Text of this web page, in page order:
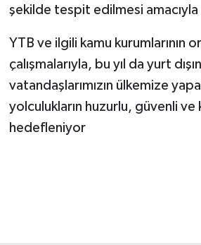
şekilde tespit edilmesi
YTB ve ilgili kamu kurumlarının
çalışmalarıyla, bu yıl da yurt
vatandaşlarımızın ülkemize
yolculukların huzurlu, güvenli
hedefleniyor